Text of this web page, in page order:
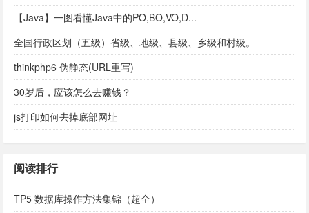
【Java】一图看懂Java中的PO,BO,VO,D...
全国行政区划（五级）省级、地级、县级、乡级和村级。
thinkphp6 伪静态(URL重写)
30岁后，应该怎么去赚钱？
js打印如何去掉底部网址
阅读排行
TP5 数据库操作方法集锦（超全）